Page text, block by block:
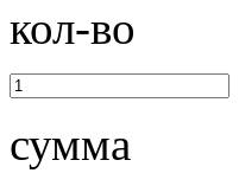
кол-во
сумма